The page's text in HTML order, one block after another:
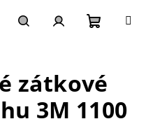
košík
zátkové
3M 1100